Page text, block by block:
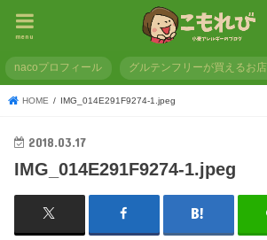
menu
nacoプロフィール グルテンフリーが買えるお店
HOME IMG_014E291F9274-1.jpeg
2018.03.17
IMG_014E291F9274-1.jpeg